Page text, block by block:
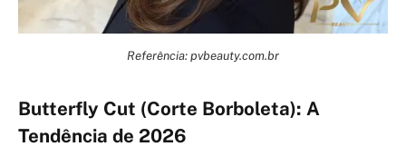
Referência: pvbeauty.com.br
Butterfly Cut (Corte Borboleta): A
Tendência de 2026